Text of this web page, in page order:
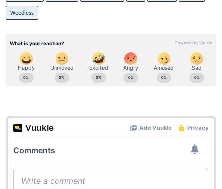
Weedless